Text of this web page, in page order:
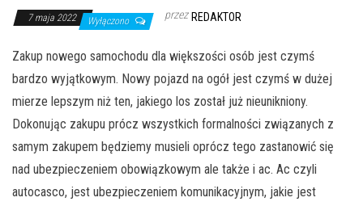
7 maja 2022 Wyłączono przez REDAKTOR
Zakup nowego samochodu dla większości osób jest czymś
bardzo wyjątkowym. Nowy pojazd na ogół jest czymś w dużej
mierze lepszym niż ten, jakiego los został już nieunikniony.
Dokonując zakupu prócz wszystkich formalności związanych z
samym zakupem będziemy musieli oprócz tego zastanowić się
nad ubezpieczeniem obowiązkowym ale także i ac. Ac czyli
autocasco, jest ubezpieczeniem komunikacyjnym, jakie jest